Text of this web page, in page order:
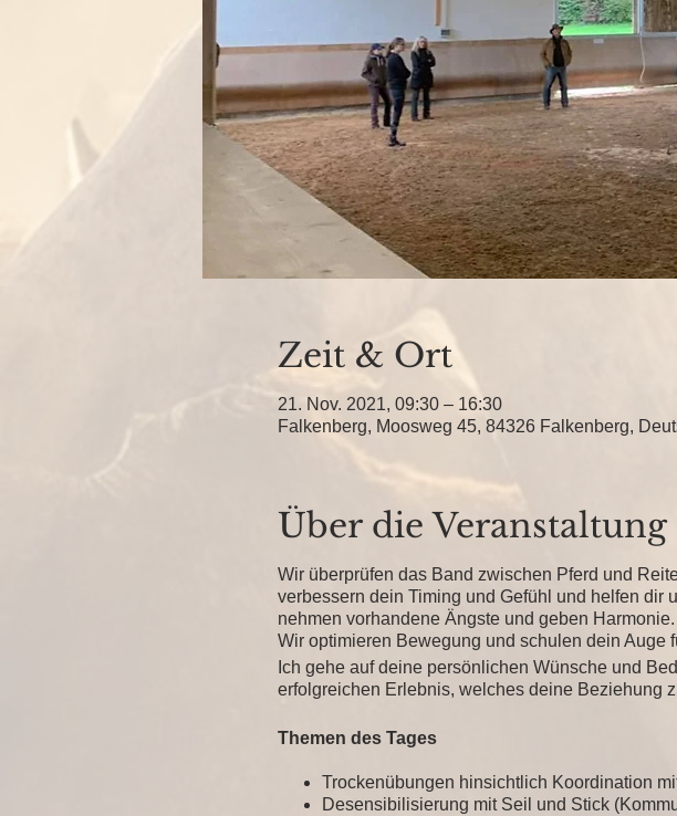
Zeit & Ort
21. Nov. 2021, 09:30 – 16:30
Falkenberg, Moosweg 45, 84326 Falkenberg,
Über die Veranstaltung
Wir überprüfen das Band zwischen Pferd und
verbessern dein Timing und Gefühl und helfen
nehmen vorhandene Ängste und geben Harmonie.
Wir optimieren Bewegung und schulen dein Auge
Ich gehe auf deine persönlichen Wünsche und
erfolgreichen Erlebnis, welches deine Beziehung
Themen des Tages
Trockenübungen hinsichtlich Koordination
Desensibilisierung mit Seil und Stick